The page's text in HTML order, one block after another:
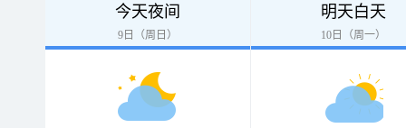
今天夜间
9日（周日）
明天白天
10日（周一）